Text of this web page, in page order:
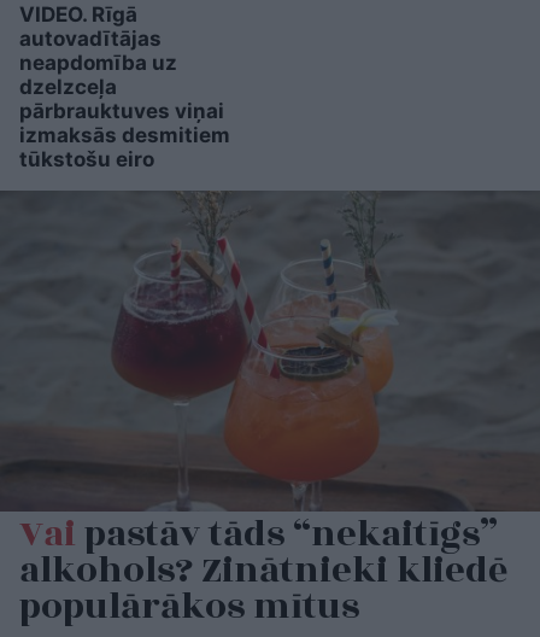
VIDEO. Rīgā
autovadītājas
neapdomība uz
dzelzceļa
pārbrauktuves viņai
izmaksās desmitiem
tūkstošu eiro
Vaipastāv tāds “nekaitīgs”
alkohols? Zinātnieki kliedē
populārākos mītus